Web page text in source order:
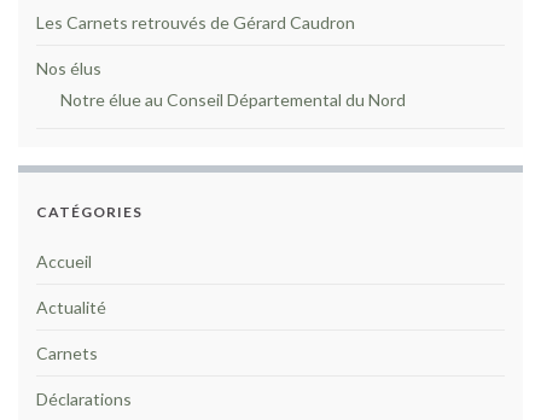
Les Carnets retrouvés de Gérard Caudron
Nos élus
Notre élue au Conseil Départemental du Nord
CATÉGORIES
Accueil
Actualité
Carnets
Déclarations